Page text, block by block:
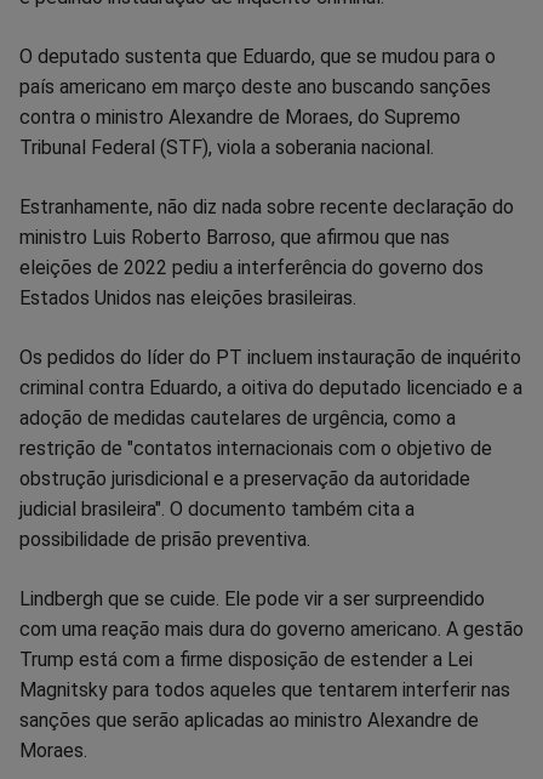
O deputado sustenta que Eduardo, que se mudou para o
país americano em março deste ano buscando sanções
contra o ministro Alexandre de Moraes, do Supremo
Tribunal Federal (STF), viola a soberania nacional.
Estranhamente, não diz nada sobre recente declaração do
ministro Luis Roberto Barroso, que afirmou que nas
eleições de 2022 pediu a interferência do governo dos
Estados Unidos nas eleições brasileiras.
Os pedidos do líder do PT incluem instauração de inquérito
criminal contra Eduardo, a oitiva do deputado licenciado e a
adoção de medidas cautelares de urgência, como a
restrição de "contatos internacionais com o objetivo de
obstrução jurisdicional e a preservação da autoridade
judicial brasileira". O documento também cita a
possibilidade de prisão preventiva.
Lindbergh que se cuide. Ele pode vir a ser surpreendido
com uma reação mais dura do governo americano. A gestão
Trump está com a firme disposição de estender a Lei
Magnitsky para todos aqueles que tentarem interferir nas
sanções que serão aplicadas ao ministro Alexandre de
Moraes.